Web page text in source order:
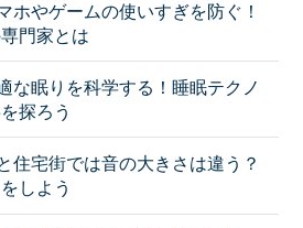
ホやゲームの使いすぎを防ぐ！
門家とは
な眠りを科学する！睡眠テクノ
探ろう
住宅街では音の大きさは違う？
しよう